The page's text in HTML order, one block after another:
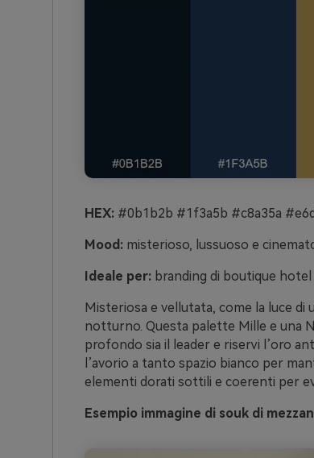
HEX:#0b1b2b #1f3a5b #c8a35a
Mood:misterioso, lussuoso e
Ideale per:branding di boutique hotel
Misteriosa e vellutata, come la luce
notturno. Questa palette Mille e una
profondo sia il leader e riservi l’oro
l’avorio a tanto spazio bianco per
elementi dorati sottili e coerenti per
Esempio immagine di souk di